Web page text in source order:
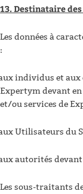
13. Destinataire
Les données à
:
individus et aux
Expertym devant
et/ou services de
Utilisateurs du
autorités
Les sous-traitants